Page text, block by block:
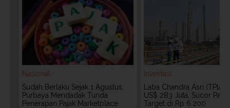
Nasional
Sudah Berlaku Sejak 1 Agustus,
Purbaya Mendadak Tunda
Penerapan Pajak Marketplace
Investasi
Laba Chandra Asri (TPIA)
US$ 283 Juta, Sucor
Target di Rp 6.200